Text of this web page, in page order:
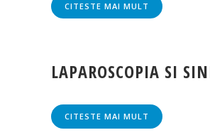
CITESTE MAI MULT
LAPAROSCOPIA SI
CITESTE MAI MULT